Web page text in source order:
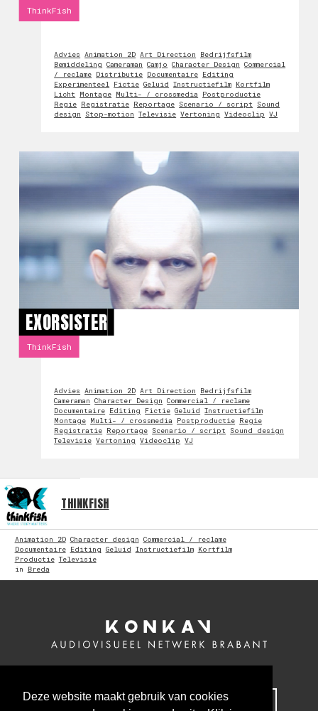
Deze website maakt gebruik van cookies
ThinkFish
Advies Animation 2D Art Direction
Bedrijfsfilm
Bemiddeling Cameraman Camjo Character Design Commercial
/ reclame Distributie Documentaire Editing
Experimenteel Fictie Geluid Instructiefilm Kortfilm
Licht
Montage Multi- / crossmedia
Postproductie
Regie Registratie Reportage Scenario / script
Sound
design
Stop-motion Televisie Vertoning Videoclip VJ
EXORSISTER
ThinkFish
Advies Animation 2D Art Direction
Bedrijfsfilm
Cameraman Character Design Commercial / reclame
Documentaire Editing Fictie Geluid Instructiefilm
Montage Multi- / crossmedia Postproductie Regie
Registratie Reportage Scenario / script
Sound design
Televisie Vertoning Videoclip VJ
THINKFISH
Animation 2D Character design Commercial / reclame
Documentaire Editing Geluid Instructiefilm Kortfilm
Productie Televisie
in
Breda
MELD JE NU AAN VOOR ONZE NIEUWSBRIEF